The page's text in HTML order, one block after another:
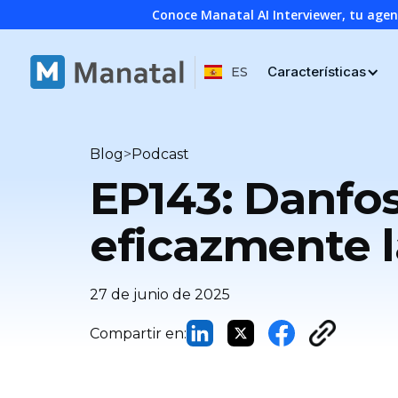
Conoce Manatal AI Interviewer, tu
ES Características
Blog>Podcast
EP143:
eficazmente
27 de junio de 2025
Compartir en: